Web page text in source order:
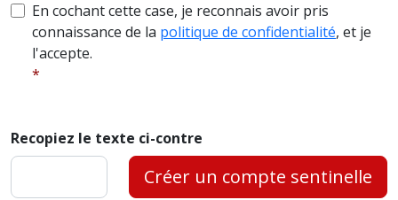
En cochant cette case, je reconnais avoir pris
connaissance de la politique de confidentialité, et je
l'accepte.
Recopiez le texte ci-contre
Créer un compte sentinelle